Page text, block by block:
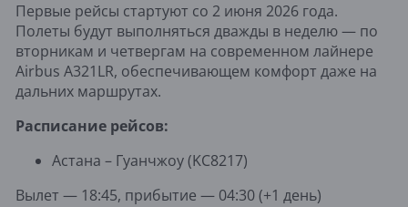
Первые рейсы стартуют со 2 июня 2026 года.
Полеты будут выполняться дважды в неделю — по
вторникам и четвергам на современном лайнере
Airbus A321LR, обеспечивающем комфорт даже на
дальних маршрутах.
Расписание рейсов:
Астана – Гуанчжоу (KC8217)
Вылет — 18:45, прибытие — 04:30 (+1 день)